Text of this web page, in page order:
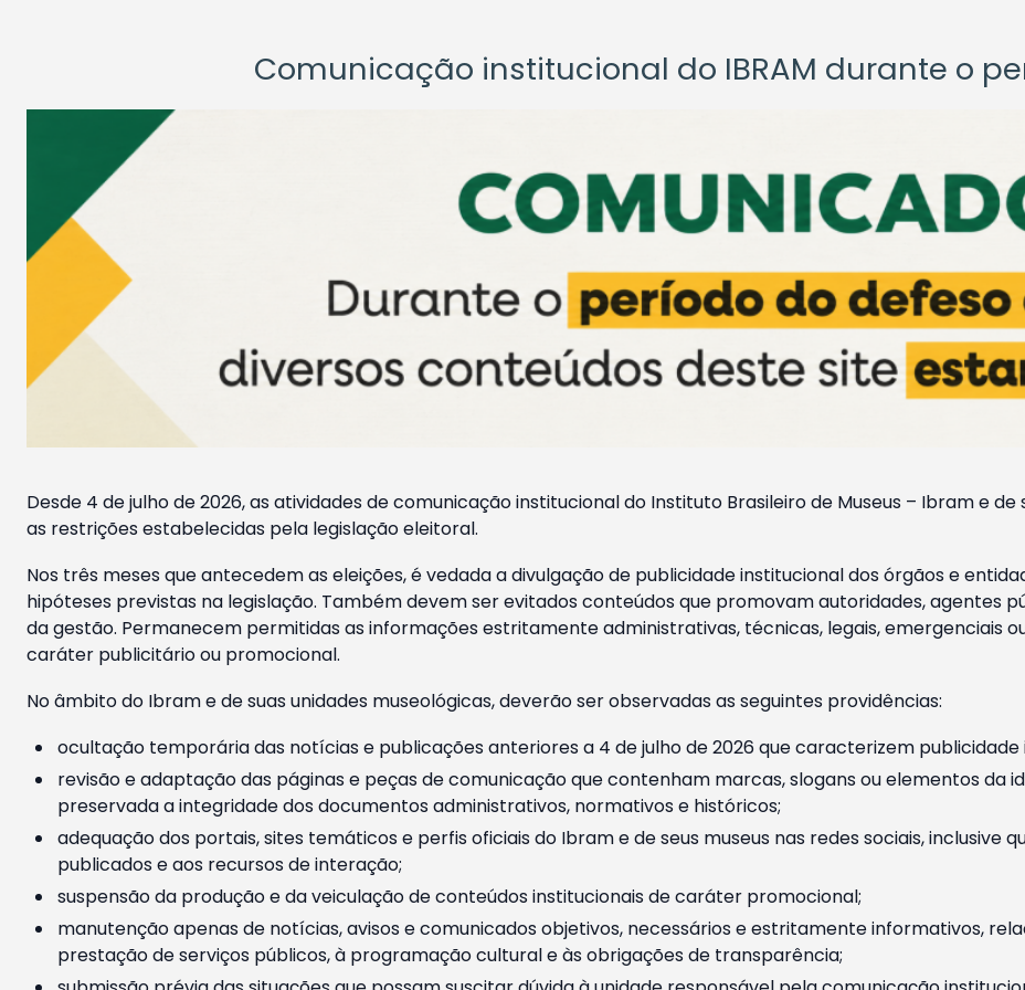
Comunicação institucional do IBRAM durante o
Desde 4 de julho de 2026, as atividades de comunicação institucional do Instituto Brasileiro de Museus – Ibram e
as restrições estabelecidas pela legislação eleitoral.
Nos três meses que antecedem as eleições, é vedada a divulgação de publicidade institucional dos órgãos e
hipóteses previstas na legislação. Também devem ser evitados conteúdos que promovam autoridades, agentes
da gestão. Permanecem permitidas as informações estritamente administrativas, técnicas, legais, emergenciais
caráter publicitário ou promocional.
No âmbito do Ibram e de suas unidades museológicas, deverão ser observadas as seguintes providências:
ocultação temporária das notícias e publicações anteriores a 4 de julho de 2026 que caracterizem
revisão e adaptação das páginas e peças de comunicação que contenham marcas, slogans ou elementos da
preservada a integridade dos documentos administrativos, normativos e históricos;
adequação dos portais, sites temáticos e perfis oficiais do Ibram e de seus museus nas redes sociais, inclusive
publicados e aos recursos de interação;
suspensão da produção e da veiculação de conteúdos institucionais de caráter promocional;
manutenção apenas de notícias, avisos e comunicados objetivos, necessários e estritamente informativos,
prestação de serviços públicos, à programação cultural e às obrigações de transparência;